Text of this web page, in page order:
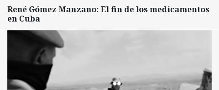
René Gómez Manzano: El fin de los medicamentos
en Cuba